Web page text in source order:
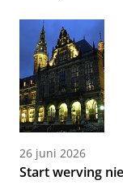
26 juni 2026
Start werving